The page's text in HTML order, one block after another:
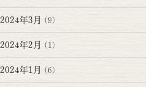
2024年3月 (9)
2024年2月 (1)
2024年1月 (6)